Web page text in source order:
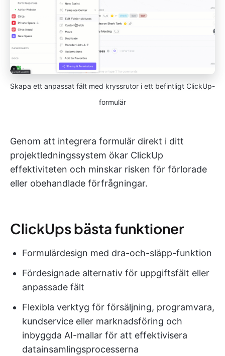
Skapa ett anpassat fält med kryssrutor i ett befintligt ClickUp-
formulär
Genom att integrera formulär direkt i ditt
projektledningssystem ökar ClickUp
effektiviteten och minskar risken för förlorade
eller obehandlade förfrågningar.
ClickUps bästa funktioner
Formulärdesign med dra-och-släpp-funktion
Fördesignade alternativ för uppgiftsfält eller
anpassade fält
Flexibla verktyg för försäljning, programvara,
kundservice eller marknadsföring och
inbyggda AI-mallar för att effektivisera
datainsamlingsprocesserna